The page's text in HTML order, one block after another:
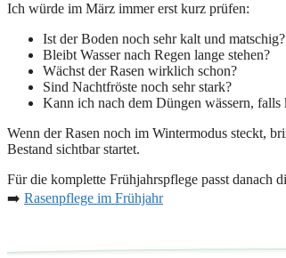
Ich würde im März immer erst kurz prüfen:
Ist der Boden noch sehr kalt und matschig?
Bleibt Wasser nach Regen lange stehen?
Wächst der Rasen wirklich schon?
Sind Nachtfröste noch sehr stark?
Kann ich nach dem Düngen wässern, falls
Wenn der Rasen noch im Wintermodus steckt,
Bestand sichtbar startet.
Für die komplette Frühjahrspflege passt danach
➡️ Rasenpflege im Frühjahr